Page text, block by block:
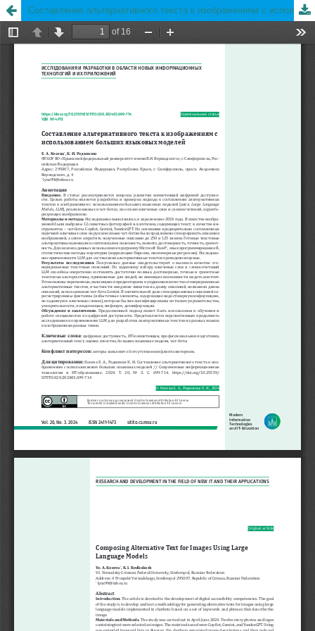
Составление альтернативного текста к изображениям с использованием больших языковых моделей